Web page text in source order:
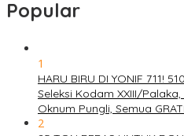
Popular
1
HARU BIRU DI YONIF 711!
Seleksi Kodam XXIII/
Oknum Pungli, Semua
2